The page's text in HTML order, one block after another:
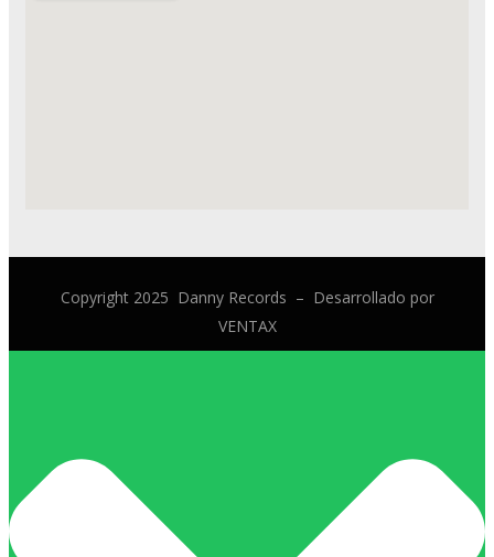
Copyright 2025 Danny Records – Desarrollado por
VENTAX